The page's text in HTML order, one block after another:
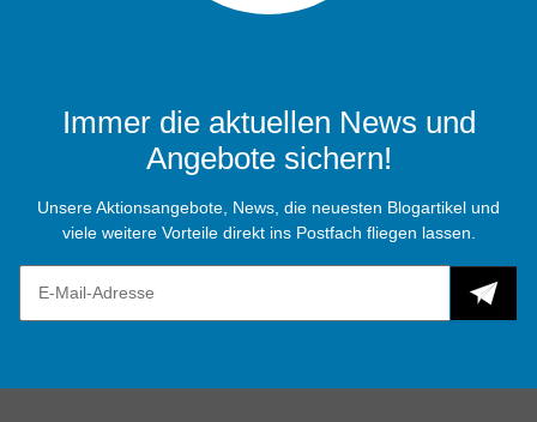
Immer die aktuellen News und
Angebote sichern!
Unsere Aktionsangebote, News, die neuesten Blogartikel und
viele weitere Vorteile direkt ins Postfach fliegen lassen.